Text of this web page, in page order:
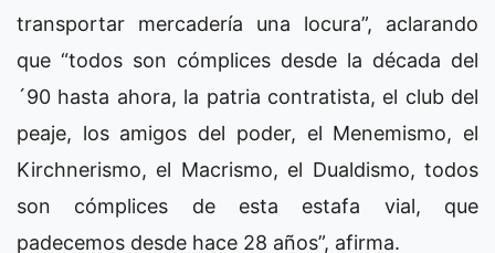
transportar mercadería una locura”, aclarando
que “todos son cómplices desde la década del
´90 hasta ahora, la patria contratista, el club del
peaje, los amigos del poder, el Menemismo, el
Kirchnerismo, el Macrismo, el Dualdismo, todos
son cómplices de esta estafa vial, que
padecemos desde hace 28 años”, afirma.